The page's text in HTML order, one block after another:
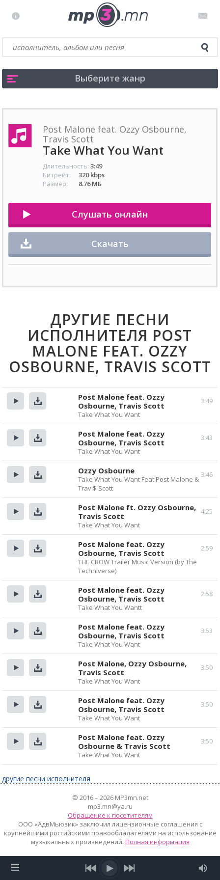
Выберите жанр
Post Malone feat. Ozzy Osbourne,
Travis Scott
Take What You Want
Длительность: 3:49
Битрейт:
320 kbps
Размер:
8.76 МБ
Слушать онлайн
Скачать
ДРУГИЕ ПЕСНИ
ИСПОЛНИТЕЛЯ POST
MALONE FEAT. OZZY
OSBOURNE, TRAVIS SCOTT
3:49
Post Malone feat. Ozzy
Osbourne, Travis Scott
Take What You Want
3:43
Post Malone feat. Ozzy
Osbourne, Travis Scott
Take What You Want
3:46
Ozzy Osbourne
Take What You Want Feat Post Malone &
Travi$ Scott
4:25
Post Malone ft. Ozzy Osbourne,
Travis Scott
Take What You Want
2:59
Post Malone feat. Ozzy
Osbourne, Travis Scott
THE CROW Trailer Music Version (by The
Techniverse)
2:58
Post Malone feat. Ozzy
Osbourne, Travis Scott
Take What You Wantt
3:53
Post Malone feat. Ozzy
Osbourne, Travis Scott
Take What You Want
3:50
Post Malone, Ozzy Osbourne,
Travis Scott
Take What You Want
3:50
Post Malone feat. Ozzy
Osbourne, Travis Scott
Take What You Want
3:50
Post Malone feat. Ozzy
Osbourne & Travis Scott
Take What You Want
другие песни исполнителя
© 2016 – 2026 MP3mn.net
mp3.mn@ya.ru
Обращение к посетителям
ООО «АдвМьюзик» заключил лицензионные соглашения с
крупнейшими российскими правообладателями на использование
музыкальных произведений. Полная информация